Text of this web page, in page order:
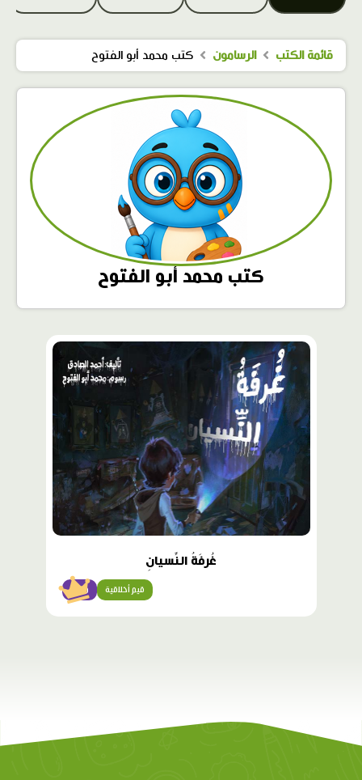
قائمة الكتب الرسامون كتب محمد أبو الفتوح
كتب محمد أبو الفتوح
محتوى
مميّز
غُرفَةُ النِّسيانِ
متقن قيم أخلاقية